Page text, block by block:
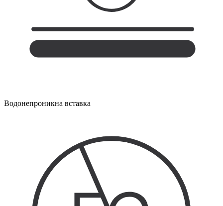
Водонепроникна вставка